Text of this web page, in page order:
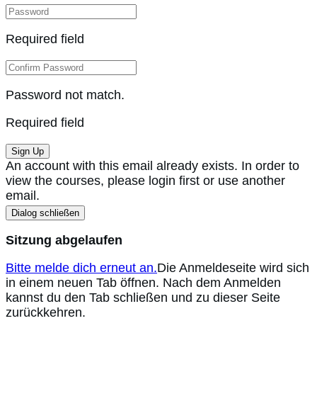
Required field
Password not match.
Required field
Sign Up
An account with this email already exists. In order to
view the courses, please login first or use another
email.
Dialog schließen
Sitzung abgelaufen
Bitte melde dich erneut an.Die Anmeldeseite wird sich
in einem neuen Tab öffnen. Nach dem Anmelden
kannst du den Tab schließen und zu dieser Seite
zurückkehren.